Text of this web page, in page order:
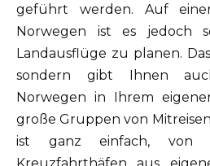
geführt werden. Auf
Norwegen ist es jedoch
Landausflüge zu planen.
sondern gibt Ihnen
Norwegen in Ihrem
große Gruppen von
ist ganz einfach, von